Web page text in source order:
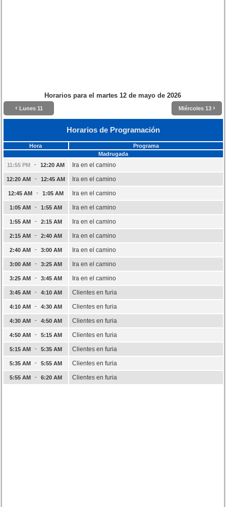
Horarios para elmartes 12 de mayo de 2026
‹ Lunes 11 Miércoles 13 ›
Horarios de Programación
Hora
Programa
Madrugada
11:55 PM
- 12:20 AM Ira en el camino
12:20 AM - 12:45 AM Ira en el camino
12:45 AM - 1:05 AM Ira en el camino
1:05 AM - 1:55 AM Ira en el camino
1:55 AM - 2:15 AM Ira en el camino
2:15 AM - 2:40 AM Ira en el camino
2:40 AM - 3:00 AM Ira en el camino
3:00 AM - 3:25 AM Ira en el camino
3:25 AM - 3:45 AM Ira en el camino
3:45 AM - 4:10 AM Clientes en furia
4:10 AM - 4:30 AM Clientes en furia
4:30 AM - 4:50 AM Clientes en furia
4:50 AM - 5:15 AM Clientes en furia
5:15 AM - 5:35 AM Clientes en furia
5:35 AM - 5:55 AM Clientes en furia
5:55 AM - 6:20 AM Clientes en furia